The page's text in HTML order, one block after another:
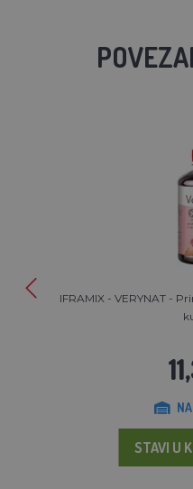
IFRAMIX - VERYNAT -
STAVI U